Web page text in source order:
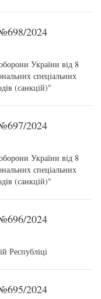
2024
України від 8
спеціальних
(санкцій)"
2024
України від 8
спеціальних
(санкцій)"
2024
Республіці
2024